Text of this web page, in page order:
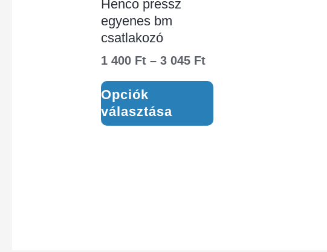
Henco pressz
egyenes bm
csatlakozó
1 400 Ft – 3 045 Ft
Opciók
választása